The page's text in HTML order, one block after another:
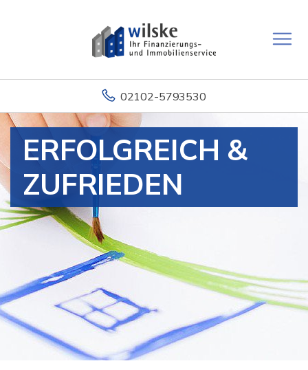
02102-5793530
ERFOLGREICH &
ZUFRIEDEN